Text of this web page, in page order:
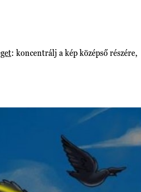
: koncentrálj a kép középső részére,